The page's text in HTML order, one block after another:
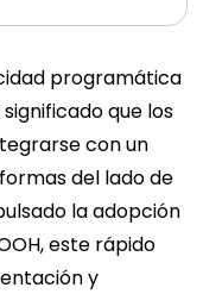
programática
que los
con un
del lado de
la adopción
este rápido
y